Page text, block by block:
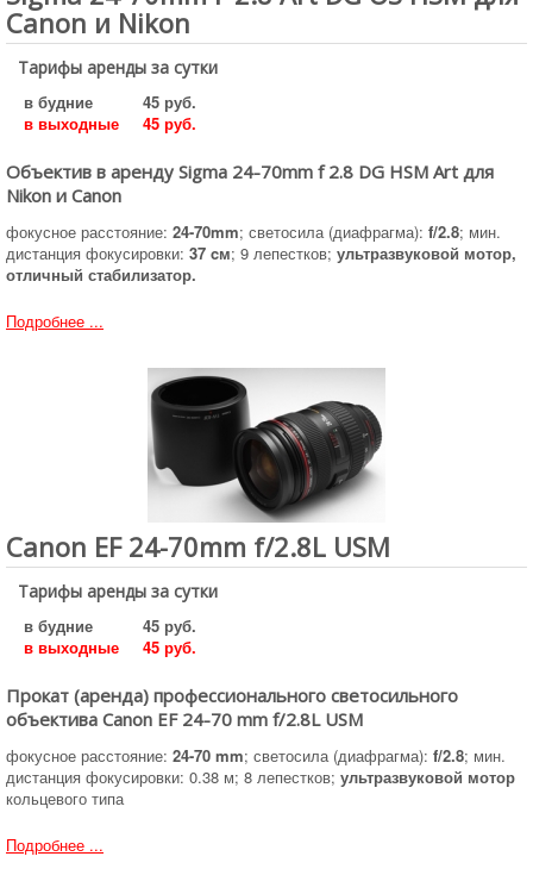
Canon и Nikon
Тарифы аренды за сутки
в будние
45 руб.
в выходные
45 руб.
Объектив в аренду Sigma 24-70mm f 2.8 DG HSM Art для
Nikon и Canon
фокусное расстояние: 24-70mm; светосила (диафрагма): f/2.8; мин.
дистанция фокусировки: 37 cм; 9 лепестков; ультразвуковой мотор,
отличный стабилизатор.
Подробнее ...
Canon EF 24-70mm f/2.8L USM
Тарифы аренды за сутки
в будние
45 руб.
в выходные
45 руб.
Прокат (аренда) профессионального светосильного
объектива Canon EF 24-70 mm f/2.8L USM
фокусное расстояние: 24-70 mm; светосила (диафрагма): f/2.8; мин.
дистанция фокусировки: 0.38 м; 8 лепестков; ультразвуковой мотор
кольцевого типа
Подробнее ...